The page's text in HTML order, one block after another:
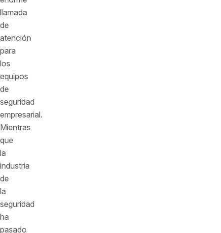
llamada
de
atención
para
los
equipos
de
seguridad
empresarial.
Mientras
que
la
industria
de
la
seguridad
ha
pasado